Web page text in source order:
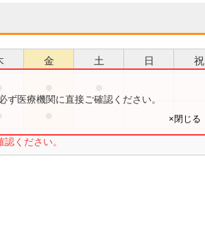
金 土 日 祝
ください。
医療機関に直接ご確認ください。
×閉じる